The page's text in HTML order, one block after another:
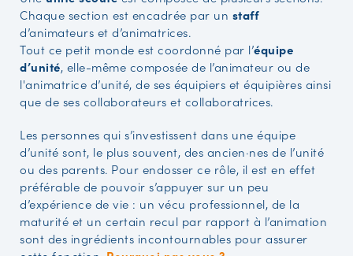
Chaque section est encadrée par un staff
d’animateurs et d’animatrices.
Tout ce petit monde est coordonné par l’équipe
d’unité, elle-même composée de l’animateur ou de
l'animatrice d’unité, de ses équipiers et équipières ainsi
que de ses collaborateurs et collaboratrices.
Les personnes qui s’investissent dans une équipe
d’unité sont, le plus souvent, des ancien·nes de l’unité
ou des parents. Pour endosser ce rôle, il est en effet
préférable de pouvoir s’appuyer sur un peu
d’expérience de vie : un vécu professionnel, de la
maturité et un certain recul par rapport à l’animation
sont des ingrédients incontournables pour assurer